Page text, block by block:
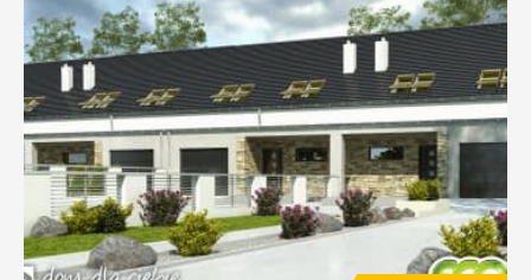
Styl:
Nowoczesny
Typ projektu:
Szeregowiec
Garaż:
Bez garażu
Dach:
Dwuspadowy
Kąt nach. dachu:
Odbicie lustrzane:
Tak